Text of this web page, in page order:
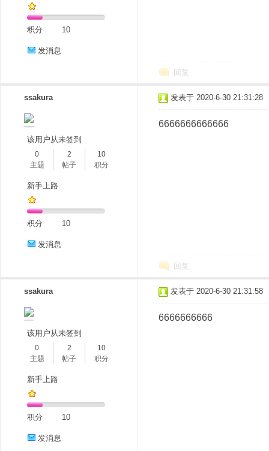
积分 10
发消息
回复
ssakura
该用户从未签到
0
主题
2
帖子
10
积分
新手上路
积分 10
发消息
发表于 2020-6-30 21:31:28
6666666666666
回复
ssakura
该用户从未签到
0
主题
2
帖子
10
积分
新手上路
积分 10
发消息
发表于 2020-6-30 21:31:58
6666666666